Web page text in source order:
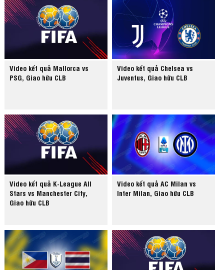
Video kết quả Mallorca vs
PSG, Giao hữu CLB
Video kết quả Chelsea vs
Juventus, Giao hữu CLB
Video kết quả K-League All
Stars vs Manchester City,
Giao hữu CLB
Video kết quả AC Milan vs
Inter Milan, Giao hữu CLB